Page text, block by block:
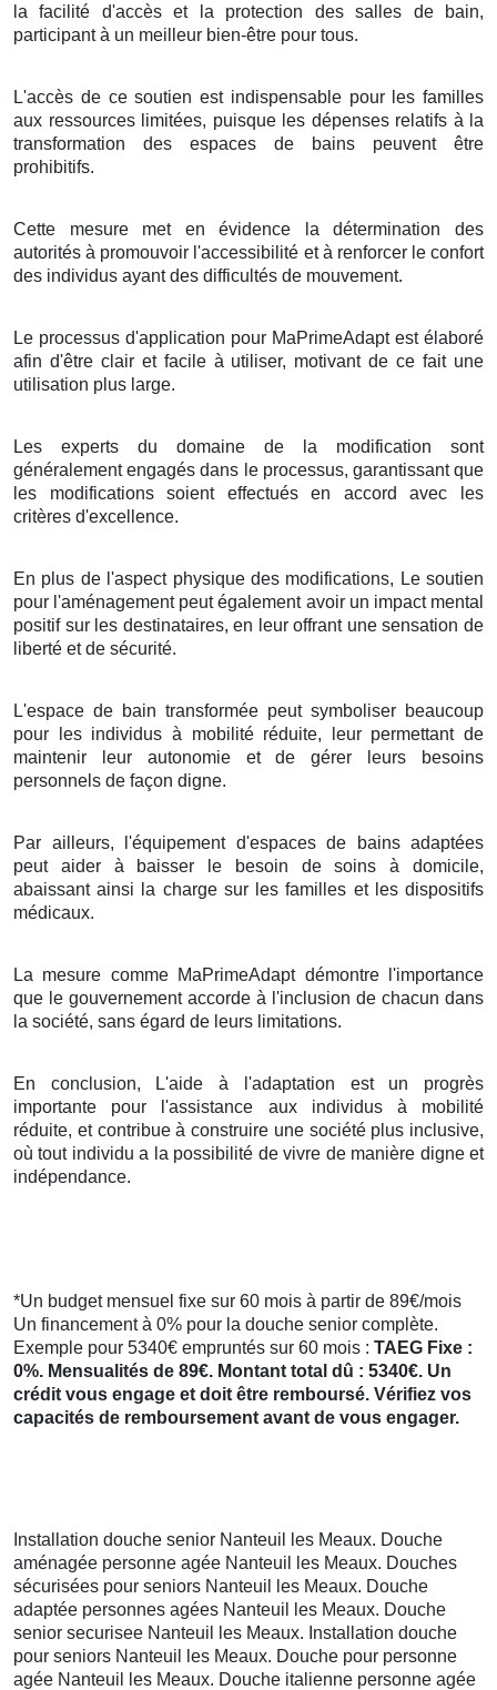
la facilité d'accès et la protection des salles de bain,
participant à un meilleur bien-être pour tous.
L'accès de ce soutien est indispensable pour les familles
aux ressources limitées, puisque les dépenses relatifs à la
transformation des espaces de bains peuvent être
prohibitifs.
Cette mesure met en évidence la détermination des
autorités à promouvoir l'accessibilité et à renforcer le confort
des individus ayant des difficultés de mouvement.
Le processus d'application pour MaPrimeAdapt est élaboré
afin d'être clair et facile à utiliser, motivant de ce fait une
utilisation plus large.
Les experts du domaine de la modification sont
généralement engagés dans le processus, garantissant que
les modifications soient effectués en accord avec les
critères d'excellence.
En plus de l'aspect physique des modifications, Le soutien
pour l'aménagement peut également avoir un impact mental
positif sur les destinataires, en leur offrant une sensation de
liberté et de sécurité.
L'espace de bain transformée peut symboliser beaucoup
pour les individus à mobilité réduite, leur permettant de
maintenir leur autonomie et de gérer leurs besoins
personnels de façon digne.
Par ailleurs, l'équipement d'espaces de bains adaptées
peut aider à baisser le besoin de soins à domicile,
abaissant ainsi la charge sur les familles et les dispositifs
médicaux.
La mesure comme MaPrimeAdapt démontre l'importance
que le gouvernement accorde à l'inclusion de chacun dans
la société, sans égard de leurs limitations.
En conclusion, L'aide à l'adaptation est un progrès
importante pour l'assistance aux individus à mobilité
réduite, et contribue à construire une société plus inclusive,
où tout individu a la possibilité de vivre de manière digne et
indépendance.
*Un budget mensuel fixe sur 60 mois à partir de 89€/mois
Un financement à 0% pour la douche senior complète.
Exemple pour 5340€ empruntés sur 60 mois : TAEG Fixe :
0%. Mensualités de 89€. Montant total dû : 5340€. Un
crédit vous engage et doit être remboursé. Vérifiez vos
capacités de remboursement avant de vous engager.
Installation douche senior Nanteuil les Meaux. Douche
aménagée personne agée Nanteuil les Meaux. Douches
sécurisées pour seniors Nanteuil les Meaux. Douche
adaptée personnes agées Nanteuil les Meaux. Douche
senior securisee Nanteuil les Meaux. Installation douche
pour seniors Nanteuil les Meaux. Douche pour personne
agée Nanteuil les Meaux. Douche italienne personne agée